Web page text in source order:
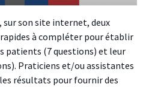
sur son site internet, deux
à compléter pour établir
patients (7 questions) et leur
Praticiens et/ou assistantes
résultats pour fournir des